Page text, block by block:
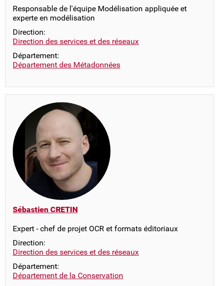
Responsable de l'équipe Modélisation appliquée et
experte en modélisation
Direction:
Direction des services et des réseaux
Département:
Département des Métadonnées
Sébastien CRETIN
Expert - chef de projet OCR et formats éditoriaux
Direction:
Direction des services et des réseaux
Département:
Département de la Conservation